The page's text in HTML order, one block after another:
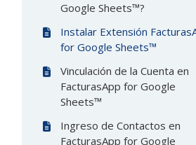
Google Sheets™?
Instalar Extensión
for Google Sheets™
Vinculación de la Cuenta en
FacturasApp for Google
Sheets™
Ingreso de Contactos en
FacturasApp for Google